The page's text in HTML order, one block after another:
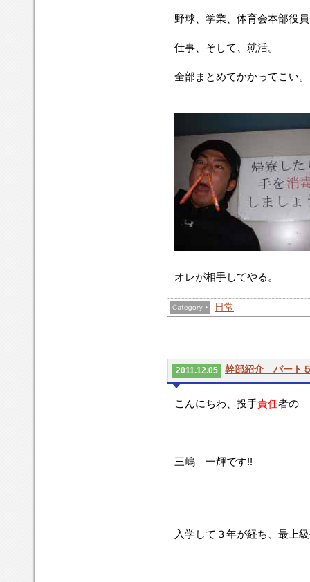
野球、学業、体育会本部役
仕事、そして、就活。
全部まとめてかかってこい。
オレが相手してやる。
日常
2011.12.05 幹部紹介 パート
こんにちわ、投手責任者の
三嶋 一輝です!!
入学して３年が経ち、最上